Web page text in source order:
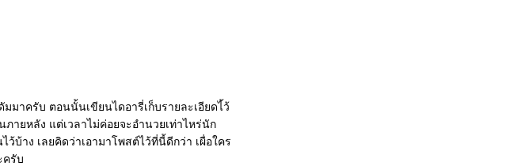
มาครับ ตอนนั้นเขียนไดอารี่เก็บรายละเอียดไ้ว้
ภายหลัง แต่เวลาไม่ค่อยจะอำนวยเท่าไหร่นัก
บ้าง เลยคิดว่าเอามาโพสต์ไว้ที่นี้ดีกว่า เผื่อใคร
ครับ